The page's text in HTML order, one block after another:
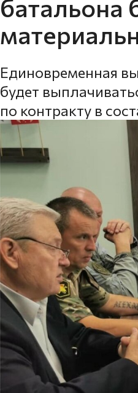
батальона
Единовременная
будет
по контракту в